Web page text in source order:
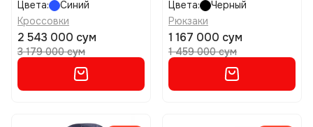
размер 6
Цвета:
Синий
Кроссовки
2 543 000 сум
3 179 000 сум
Цвета:
Черный
Рюкзаки
1 167 000 сум
1 459 000 сум